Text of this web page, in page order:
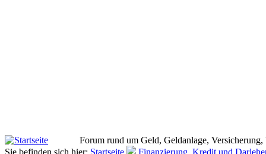
Forum rund um Geld, Geldanlage,
Sie befinden sich hier: Startseite Finanzierung, Kredit und